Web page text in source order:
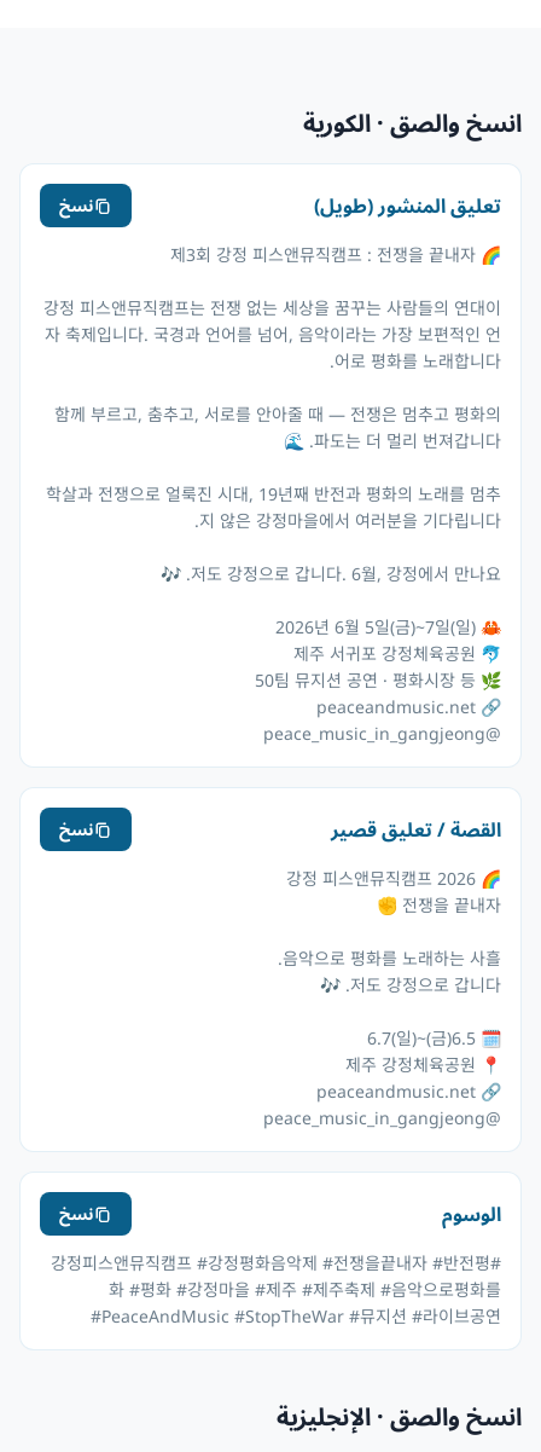
انسخ والصق · الكورية
تعليق المنشور (طويل) نسخ
강정 피스앤뮤직캠프는 전쟁 없는 세상을 꿈꾸는 사람들의 연대이
자 축제입니다. 국경과 언어를 넘어, 음악이라는 가장 보편적인 언
함께 부르고, 춤추고, 서로를 안아줄 때 — 전쟁은 멈추고 평화의
학살과 전쟁으로 얼룩진 시대, 19년째 반전과 평화의 노래를 멈추
@peace_music_in_gangjeong
القصة / تعليق قصير نسخ
@peace_music_in_gangjeong
الوسوم نسخ
#강정피스앤뮤직캠프 #강정평화음악제 #전쟁을끝내자 #반전평
화 #평화 #강정마을 #제주 #제주축제 #음악으로평화를
#PeaceAndMusic #StopTheWar #뮤지션 #라이브공연
انسخ والصق · الإنجليزية